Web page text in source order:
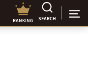
RANKING SEARCH